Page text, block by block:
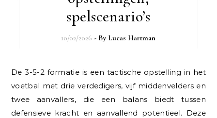
spelscenario’s
10/02/2026 - By Lucas Hartman
De 3-5-2 formatie is een tactische opstelling in het
voetbal met drie verdedigers, vijf middenvelders en
twee aanvallers, die een balans biedt tussen
defensieve kracht en aanvallend potentieel. Deze